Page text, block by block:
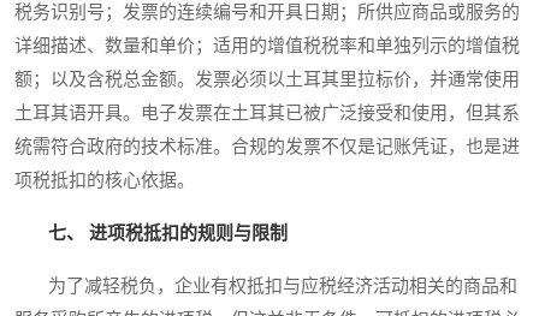
税务识别号；发票的连续编号和开具日期；所供应商品或服务的
详细描述、数量和单价；适用的增值税税率和单独列示的增值税
额；以及含税总金额。发票必须以土耳其里拉标价，并通常使用
土耳其语开具。电子发票在土耳其已被广泛接受和使用，但其系
统需符合政府的技术标准。合规的发票不仅是记账凭证，也是进
项税抵扣的核心依据。
七、 进项税抵扣的规则与限制
为了减轻税负，企业有权抵扣与应税经济活动相关的商品和